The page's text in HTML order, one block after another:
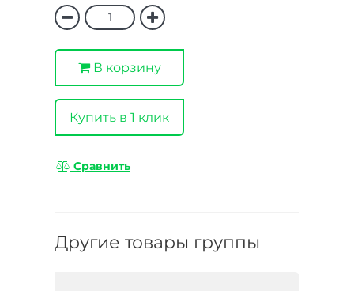
В корзину
Купить в 1 клик
Сравнить
Другие товары группы